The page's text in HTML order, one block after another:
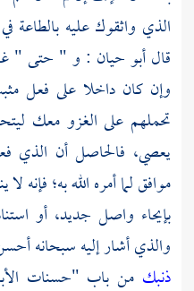
الذي واثقوك عليه بالطاعة
قالأبو حيان : و " حتى "
وإن كان داخلا على فعل
تحملهم على الغزو معك
يعصي، فالحاصل أن الذي
موافق لما أمره الله به؛ فإنه
بإيحاء واصل جديد، أو
والذي أشار إليه سبحانه
ذنبك من باب "حسنات